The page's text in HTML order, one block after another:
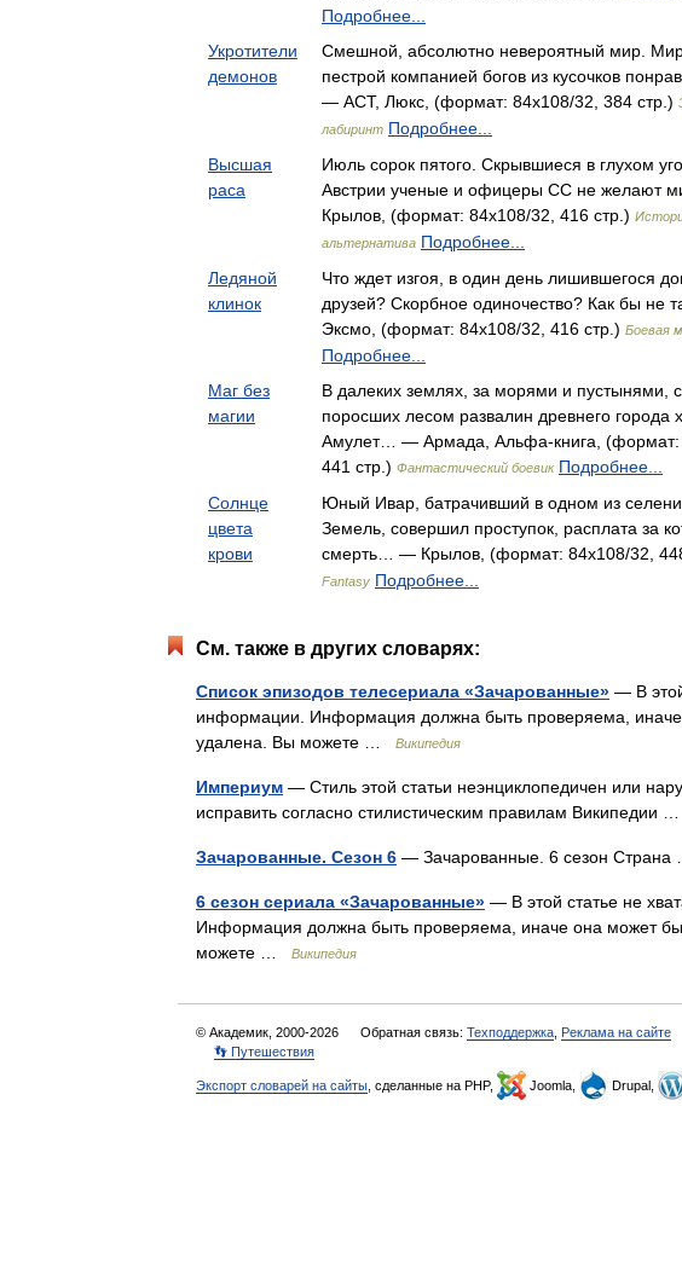
Подробнее...
Укротители
демонов
Смешной, абсолютно невероятный мир.
пестрой компанией богов из кусочков
— АСТ, Люкс, (формат: 84x108/32, 384 стр.)
лабиринт Подробнее...
Высшая
раса
Июль сорок пятого. Скрывшиеся в глухом
Австрии ученые и офицеры СС не желают
Крылов, (формат: 84x108/32, 416 стр.)
альтернатива Подробнее...
Ледяной
клинок
Что ждет изгоя, в один день лишившегося
друзей? Скорбное одиночество? Как бы
Эксмо, (формат: 84x108/32, 416 стр.) Боевая
Подробнее...
Маг без
магии
В далеких землях, за морями и пустынями,
поросших лесом развалин древнего города
Амулет… — Армада, Альфа-книга, (формат:
441 стр.) Фантастический боевик Подробнее...
Солнце
цвета
крови
Юный Ивар, батрачивший в одном из
Земель, совершил проступок, расплата за
смерть… — Крылов, (формат: 84x108/32,
Fantasy Подробнее...
См. также в других словарях:
Список эпизодов телесериала «Зачарованные» — В
информации. Информация должна быть проверяема,
удалена. Вы можете …
Википедия
Империум — Стиль этой статьи неэнциклопедичен или
исправить согласно стилистическим правилам Википедии
Зачарованные. Сезон 6 — Зачарованные. 6 сезон
6 сезон сериала «Зачарованные» — В этой статье не
Информация должна быть проверяема, иначе она может
можете …
Википедия
© Академик, 2000-2026 Обратная связь: Техподдержка Реклама на сайте
👣 Путешествия
Экспорт словарей на сайты , сделанные на PHP, Joomla, Drupal,